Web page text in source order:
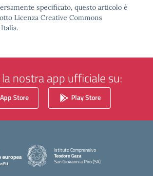
specificato, questo articolo è
Licenza Creative Commons
la nostra app ufficiale su:
App Store Play Store
Istituto Comprensivo
Teodoro Gaza
San Giovanni a Piro (SA)